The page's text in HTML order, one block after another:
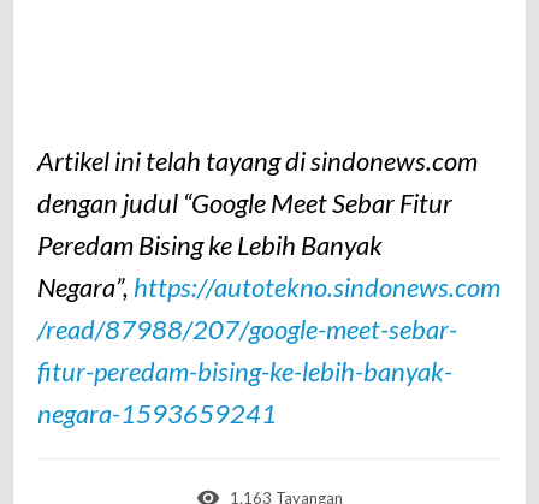
Artikel ini telah tayang di sindonews.com
dengan judul “Google Meet Sebar Fitur
Peredam Bising ke Lebih Banyak
Negara”, https://autotekno.sindonews.com
/read/87988/207/google-meet-sebar-
fitur-peredam-bising-ke-lebih-banyak-
negara-1593659241
1.163 Tayangan